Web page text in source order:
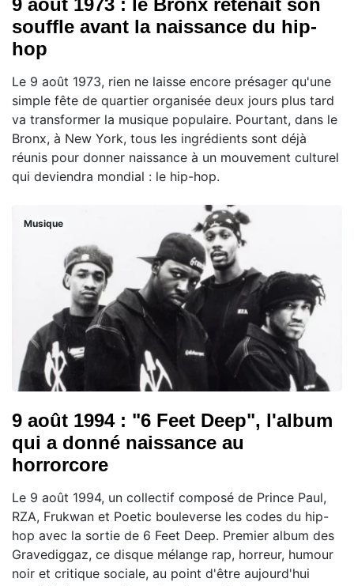
9 août 1973 : le Bronx retenait son
souffle avant la naissance du hip-
hop
Le 9 août 1973, rien ne laisse encore présager qu'une
simple fête de quartier organisée deux jours plus tard
va transformer la musique populaire. Pourtant, dans le
Bronx, à New York, tous les ingrédients sont déjà
réunis pour donner naissance à un mouvement culturel
qui deviendra mondial : le hip-hop.
Musique
9 août 1994 : "6 Feet Deep", l'album
qui a donné naissance au
horrorcore
Le 9 août 1994, un collectif composé de Prince Paul,
RZA, Frukwan et Poetic bouleverse les codes du hip-
hop avec la sortie de 6 Feet Deep. Premier album des
Gravediggaz, ce disque mélange rap, horreur, humour
noir et critique sociale, au point d'être aujourd'hui